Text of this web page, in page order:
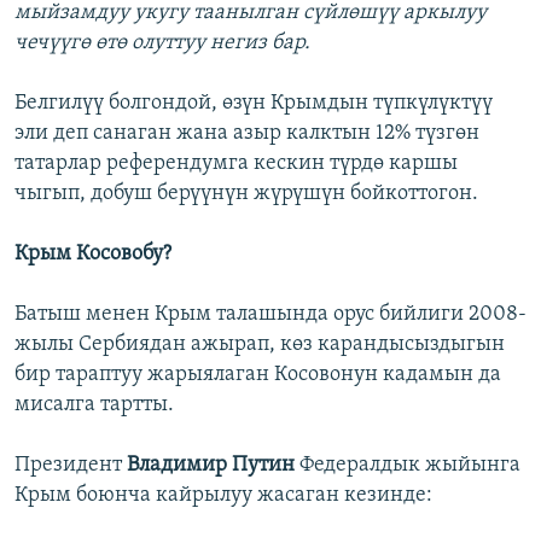
мыйзамдуу укугу таанылган сүйлөшүү аркылуу
чечүүгө өтө олуттуу негиз бар.
Белгилүү болгондой, өзүн Крымдын түпкүлүктүү
эли деп санаган жана азыр калктын 12% түзгөн
татарлар референдумга кескин түрдө каршы
чыгып, добуш берүүнүн жүрүшүн бойкоттогон.
Крым Косовобу?
Батыш менен Крым талашында орус бийлиги 2008-
жылы Сербиядан ажырап, көз карандысыздыгын
бир тараптуу жарыялаган Косовонун кадамын да
мисалга тартты.
ПрезидентВладимир Путин Федералдык жыйынга
Крым боюнча кайрылуу жасаган кезинде: